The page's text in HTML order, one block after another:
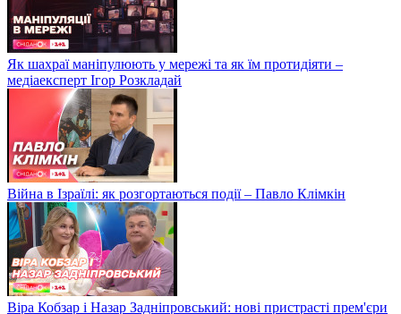
Як шахраї маніпулюють у мережі та як їм протидіяти –
медіаексперт Ігор Розкладай
Війна в Ізраїлі: як розгортаються події – Павло Клімкін
Віра Кобзар і Назар Задніпровський: нові пристрасті прем'єри